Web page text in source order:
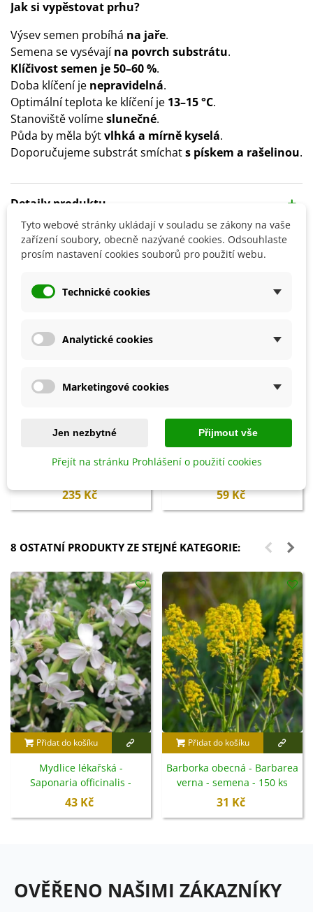
Jak si vypěstovat prhu?
Výsev semen probíhá na jaře.
Semena se vysévajína povrch substrátu.
Klíčivost semen je 50–60 %.
Doba klíčení je nepravidelná.
Optimální teplota ke klíčení je 13–15 °C.
Stanoviště volímeslunečné.
Půda by měla býtvlhká a mírně kyselá.
Doporučujeme substrát smíchats pískem a rašelinou.
Detaily produktu
SOUVISEJÍCÍ PRODUKTY
Přidat do košíku
Ectovit Bonsai - mykorhiza pro
235 Kč
Přidat do košíku
Obal na květináč Sahara -
59 Kč
8 OSTATNÍ PRODUKTY ZE STEJNÉ KATEGORIE:
Přidat do košíku
Mydlice lékařská -
Saponaria officinalis -
semena - 15 ks
43 Kč
Přidat do košíku
Barborka obecná - Barbarea
verna - semena - 150 ks
31 Kč
OVĚŘENO NAŠIMI ZÁKAZNÍKY
Tyto webové stránky ukládají v souladu se zákony na vaše
zařízení soubory, obecně nazývané cookies. Odsouhlaste
prosím nastavení cookies souborů pro použití webu.
Technické cookies
Analytické cookies
Marketingové cookies
Jen nezbytné Přijmout vše
Přejít na stránku Prohlášení o použití cookies